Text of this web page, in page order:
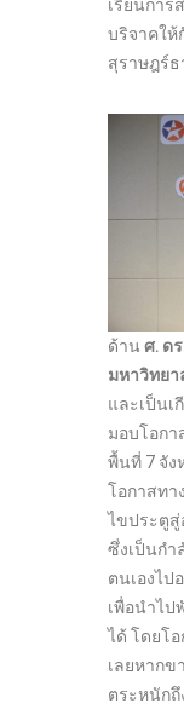
เรียนการ
บริจาคให้
สุราษฎร์
ด้าน ศ. ด
มหาวิทย
และเป็นเ
มอบโอกา
พื้นที่ 7 จัง
โอกาสทา
ไขประตูสู่
ซึ่งเป็นก
ตนเองไ
เพื่อนำไป
ได้ โดยโ
เลยหากข
ตระหนัก